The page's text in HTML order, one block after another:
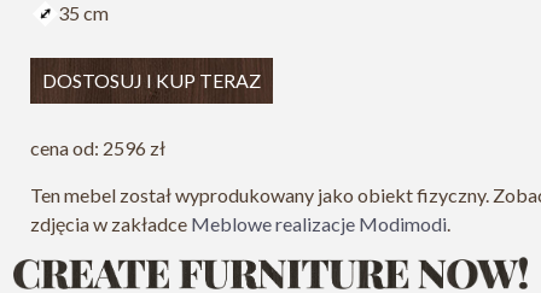
35 cm
DOSTOSUJ I KUP TERAZ
cena od: 2596 zł
Ten mebel został wyprodukowany jako obiekt fizyczny.
zdjęcia w zakładce Meblowe realizacje Modimodi.